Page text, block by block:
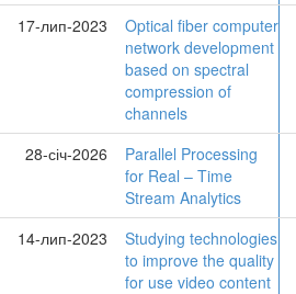
17-лип-2023
Optical fiber computer
network development
based on spectral
compression of
channels
28-січ-2026
Parallel Processing
for Real – Time
Stream Analytics
14-лип-2023
Studying technologies
to improve the quality
for use video content